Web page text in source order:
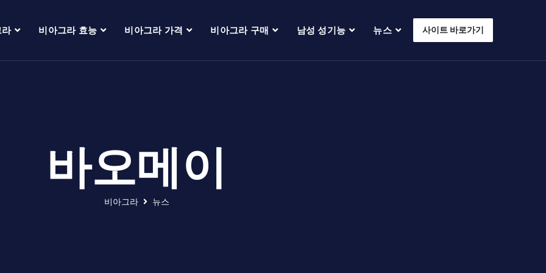
비아그라 효능 비아그라 가격 비아그라 구매 남성 성기능 뉴스 사이트 바로가기
바오메이
비아그라 뉴스